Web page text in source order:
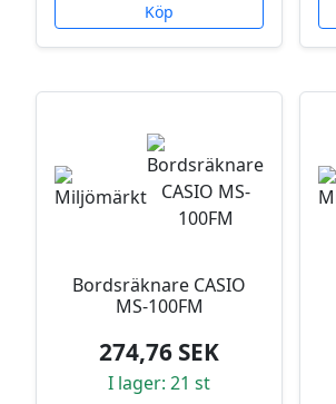
Köp
Bordsräknare CASIO
MS-100FM
274,76 SEK
I lager: 21 st